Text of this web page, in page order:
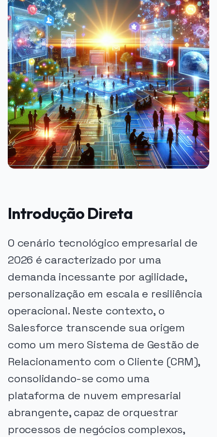
Introdução Direta
O cenário tecnológico empresarial de
2026 é caracterizado por uma
demanda incessante por agilidade,
personalização em escala e resiliência
operacional. Neste contexto, o
Salesforce transcende sua origem
como um mero Sistema de Gestão de
Relacionamento com o Cliente (CRM),
consolidando-se como uma
plataforma de nuvem empresarial
abrangente, capaz de orquestrar
processos de negócios complexos,